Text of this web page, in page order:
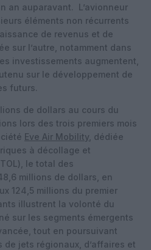
an auparavant. L’avionneur
éléments non récurrents
de revenus et de
sur l’autre, notamment dans
investissements augmentent,
sur le développement de
futurs.
de dollars au cours du
lors des trois premiers mois
Eve Air Mobility , dédiée
à décollage et
le total des
millions de dollars, en
124,5 millions du premier
illustrent la volonté du
sur les segments émergents
tout en poursuivant
de jets régionaux, d’affaires et